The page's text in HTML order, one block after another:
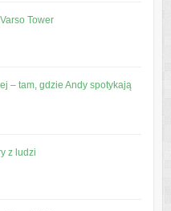
Tower
– tam, gdzie Andy spotykają
z ludzi